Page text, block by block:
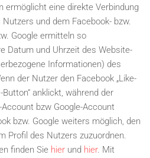
ermöglicht eine direkte Verbindung
und dem Facebook- bzw.
Google ermitteln so
Datum und Uhrzeit des Website-
Informationen) des
der Nutzer den Facebook „Like-
Button“ anklickt, während der
bzw Google-Account
bzw. Google weiters möglich, den
Profil des Nutzers zuzuordnen.
finden Sie hier und hier. Mit